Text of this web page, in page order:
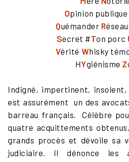
Opinion publique
Quémander R
Secret #Ton porc
Vérité Whisky
HYgiénisme Z
Indigné, impertinent,
est assurément un des
barreau français. Célèbre
quatre acquittements
grands procès et dévoile sa
judiciaire. Il dénonce les